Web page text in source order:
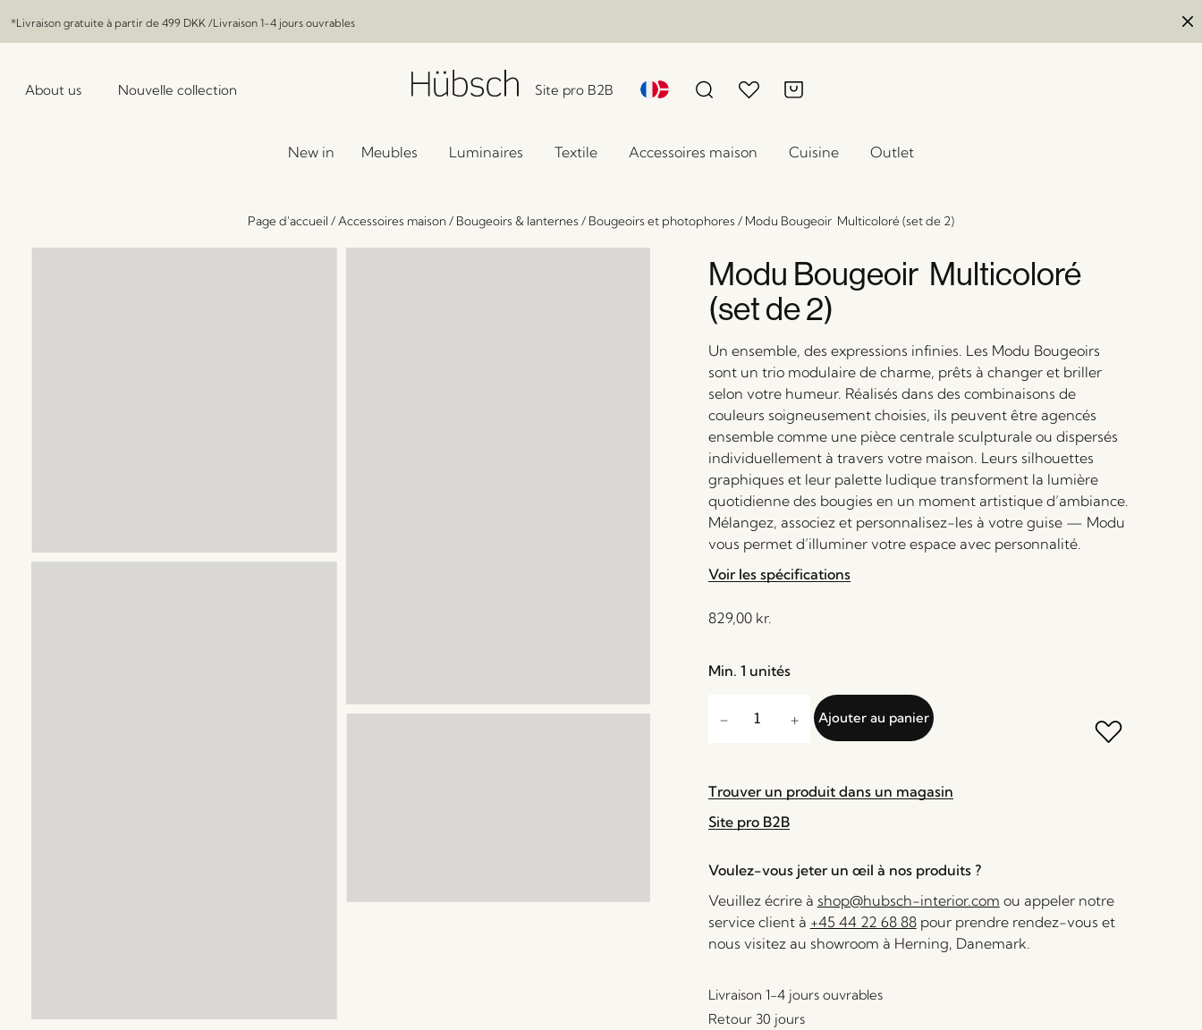
*Livraison gratuite à partir de 499 DKK /Livraison 1-4 jours ouvrables
About us Nouvelle collection Site pro B2B
New in Meubles Luminaires Textile Accessoires maison Cuisine Outlet
Page d'accueil / Accessoires maison/ Bougeoirs & lanternes / Bougeoirs et photophores / Modu Bougeoir Multicoloré (set de 2)
Modu Bougeoir Multicoloré
(set de 2)
Un ensemble, des expressions infinies. Les Modu Bougeoirs
sont un trio modulaire de charme, prêts à changer et briller
selon votre humeur. Réalisés dans des combinaisons de
couleurs soigneusement choisies, ils peuvent être agencés
ensemble comme une pièce centrale sculpturale ou dispersés
individuellement à travers votre maison. Leurs silhouettes
graphiques et leur palette ludique transforment la lumière
quotidienne des bougies en un moment artistique d’ambiance.
Mélangez, associez et personnalisez-les à votre guise — Modu
vous permet d’illuminer votre espace avec personnalité.
Voir les spécifications
829,00 kr.
Min. 1 unités
Ajouter au panier
Trouver un produit dans un magasin
Site pro B2B
Voulez-vous jeter un œil à nos produits ?
Veuillez écrire à shop@hubsch-interior.com ou appeler notre
service client à +45 44 22 68 88pour prendre rendez-vous et
nous visitez au showroom à Herning, Danemark.
Livraison 1-4 jours ouvrables
Retour 30 jours